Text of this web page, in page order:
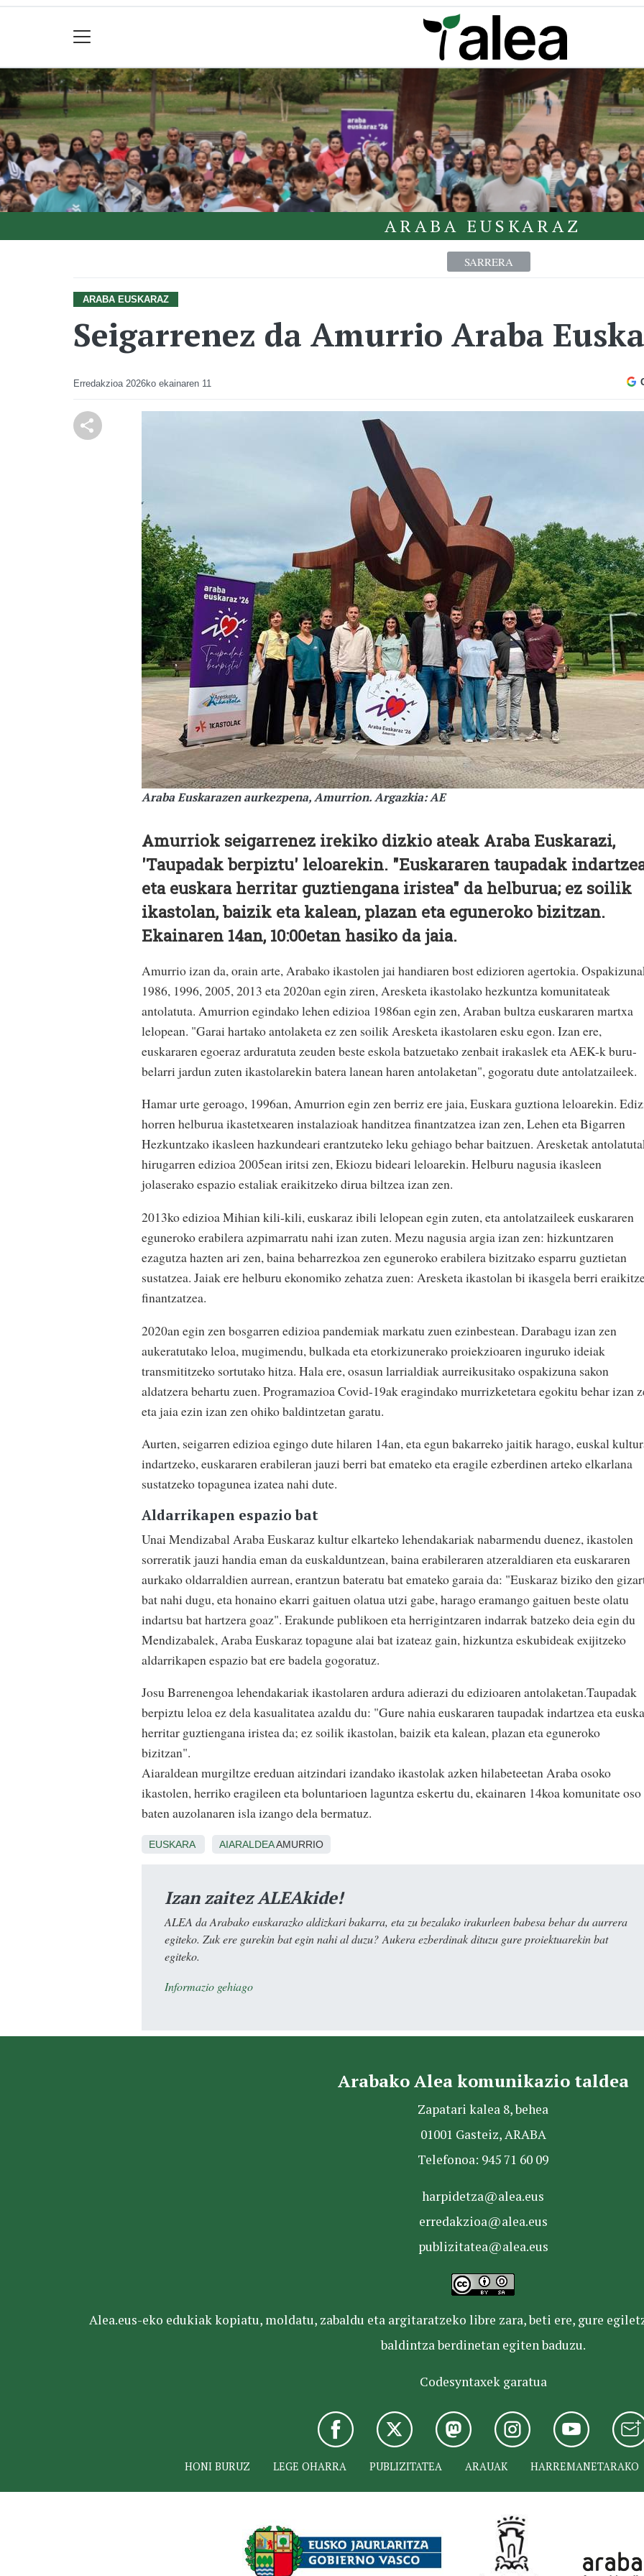
ARABA EUSKARAZ
SARRERA
ARABA EUSKARAZ
Seigarrenez da Amurrio Araba
Erredakzioa 2026ko ekainaren 11
Araba Euskarazen aurkezpena, Amurrion. Argazkia: AE
Amurriok seigarrenez irekiko dizkio ateak Araba Euskarazi,
'Taupadak berpiztu' leloarekin. "Euskararen taupadak
eta euskara herritar guztiengana iristea" da helburua; ez soilik
ikastolan, baizik eta kalean, plazan eta eguneroko bizitzan.
Ekainaren 14an, 10:00etan hasiko da jaia.
Amurrio izan da, orain arte, Arabako ikastolen jai handiaren bost edizioren agertokia.
1986, 1996, 2005, 2013 eta 2020an egin ziren, Aresketa ikastolako hezkuntza komunitateak
antolatuta. Amurrion egindako lehen edizioa 1986an egin zen, Araban bultza euskararen martxa
lelopean. "Garai hartako antolaketa ez zen soilik Aresketa ikastolaren esku egon. Izan ere,
euskararen egoeraz arduratuta zeuden beste eskola batzuetako zenbait irakaslek eta AEK-k buru-
belarri jardun zuten ikastolarekin batera lanean haren antolaketan", gogoratu dute antolatzaileek.
Hamar urte geroago, 1996an, Amurrion egin zen berriz ere jaia, Euskara guztiona leloarekin.
horren helburua ikastetxearen instalazioak handitzea finantzatzea izan zen, Lehen eta Bigarren
Hezkuntzako ikasleen hazkundeari erantzuteko leku gehiago behar baitzuen. Aresketak
hirugarren edizioa 2005ean iritsi zen, Ekiozu bideari leloarekin. Helburu nagusia ikasleen
jolaserako espazio estaliak eraikitzeko dirua biltzea izan zen.
2013ko edizioa Mihian kili-kili, euskaraz ibili lelopean egin zuten, eta antolatzaileek euskararen
eguneroko erabilera azpimarratu nahi izan zuten. Mezu nagusia argia izan zen: hizkuntzaren
ezagutza hazten ari zen, baina beharrezkoa zen eguneroko erabilera bizitzako esparru guztietan
sustatzea. Jaiak ere helburu ekonomiko zehatza zuen: Aresketa ikastolan bi ikasgela berri
finantzatzea.
2020an egin zen bosgarren edizioa pandemiak markatu zuen ezinbestean. Darabagu izan zen
aukeratutako leloa, mugimendu, bulkada eta etorkizunerako proiekzioaren inguruko ideiak
transmititzeko sortutako hitza. Hala ere, osasun larrialdiak aurreikusitako ospakizuna sakon
aldatzera behartu zuen. Programazioa Covid-19ak eragindako murrizketetara egokitu behar izan
eta jaia ezin izan zen ohiko baldintzetan garatu.
Aurten, seigarren edizioa egingo dute hilaren 14an, eta egun bakarreko jaitik harago, euskal
indartzeko, euskararen erabileran jauzi berri bat emateko eta eragile ezberdinen arteko elkarlana
sustatzeko topagunea izatea nahi dute.
Aldarrikapen espazio bat
Unai Mendizabal Araba Euskaraz kultur elkarteko lehendakariak nabarmendu duenez, ikastolen
sorreratik jauzi handia eman da euskalduntzean, baina erabileraren atzeraldiaren eta euskararen
aurkako oldarraldien aurrean, erantzun bateratu bat emateko garaia da: "Euskaraz biziko den
bat nahi dugu, eta honaino ekarri gaituen olatua utzi gabe, harago eramango gaituen beste olatu
indartsu bat hartzera goaz". Erakunde publikoen eta herrigintzaren indarrak batzeko deia egin du
Mendizabalek, Araba Euskaraz topagune alai bat izateaz gain, hizkuntza eskubideak exijitzeko
aldarrikapen espazio bat ere badela gogoratuz.
Josu Barrenengoa lehendakariak ikastolaren ardura adierazi du edizioaren antolaketan.Taupadak
berpiztu leloa ez dela kasualitatea azaldu du: "Gure nahia euskararen taupadak indartzea eta
herritar guztiengana iristea da; ez soilik ikastolan, baizik eta kalean, plazan eta eguneroko
bizitzan".
Aiaraldean murgiltze ereduan aitzindari izandako ikastolak azken hilabeteetan Araba osoko
ikastolen, herriko eragileen eta boluntarioen laguntza eskertu du, ekainaren 14koa komunitate oso
baten auzolanaren isla izango dela bermatuz.
EUSKARA AIARALDEAAMURRIO
Izan zaitez ALEAkide!
ALEA da Arabako euskarazko aldizkari bakarra, eta zu bezalako irakurleen babesa behar du aurrera
egiteko. Zuk ere gurekin bat egin nahi al duzu? Aukera ezberdinak dituzu gure proiektuarekin bat
egiteko.
Informazio gehiago
Arabako Alea komunikazio taldea
Zapatari kalea 8, behea
01001 Gasteiz, ARABA
Telefonoa: 945 71 60 09
harpidetza@alea.eus
erredakzioa@alea.eus
publizitatea@alea.eus
Alea.eus-eko edukiak kopiatu, moldatu, zabaldu eta argitaratzeko libre zara, beti ere, gure
baldintza berdinetan egiten baduzu.
Codesyntaxek garatua
HONI BURUZ LEGE OHARRA PUBLIZITATEA ARAUAK HARREMANETARAKO